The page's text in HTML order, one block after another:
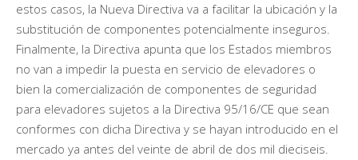
estos casos, la Nueva Directiva va a facilitar la ubicación y la
substitución de componentes potencialmente inseguros.
Finalmente, la Directiva apunta que los Estados miembros
no van a impedir la puesta en servicio de elevadores o
bien la comercialización de componentes de seguridad
para elevadores sujetos a la Directiva 95/16/CE que sean
conformes con dicha Directiva y se hayan introducido en el
mercado ya antes del veinte de abril de dos mil dieciseis.